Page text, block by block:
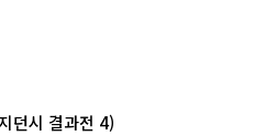
던시 결과전 4)